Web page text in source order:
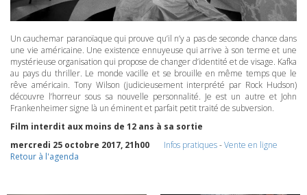
Un cauchemar paranoïaque qui prouve qu’il n’y a pas de seconde chance dans
une vie américaine. Une existence ennuyeuse qui arrive à son terme et une
mystérieuse organisation qui propose de changer d’identité et de visage. Kafka
au pays du thriller. Le monde vacille et se brouille en même temps que le
rêve américain. Tony Wilson (judicieusement interprété par Rock Hudson)
découvre l’horreur sous sa nouvelle personnalité. Je est un autre et John
Frankenheimer signe là un éminent et parfait petit traité de subversion.
Film interdit aux moins de 12 ans à sa sortie
mercredi 25 octobre 2017, 21h00
Infos pratiques-Vente en ligne
Retour à l'agenda